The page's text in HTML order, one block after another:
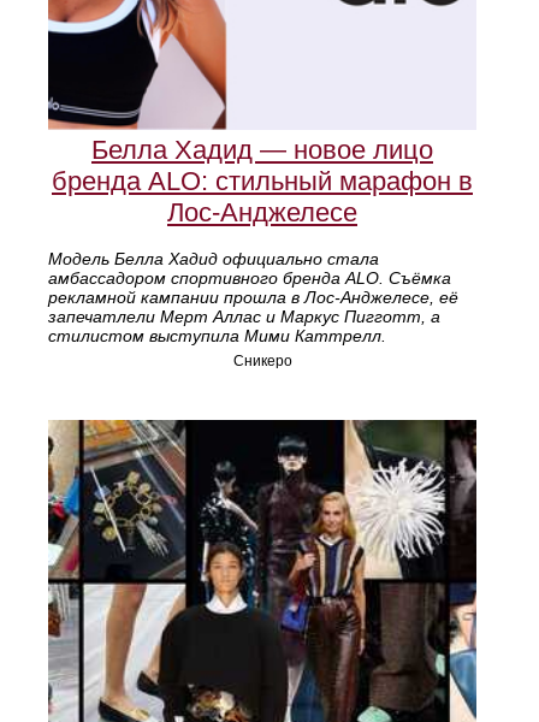
Белла Хадид — новое лицо
бренда ALO: стильный марафон в
Лос‑Анджелесе
Модель Белла Хадид официально стала
амбассадором спортивного бренда ALO. Съёмка
рекламной кампании прошла в Лос‑Анджелесе, её
запечатлели Мерт Аллас и Маркус Пигготт, а
стилистом выступила Мими Каттрелл.
Сникеро